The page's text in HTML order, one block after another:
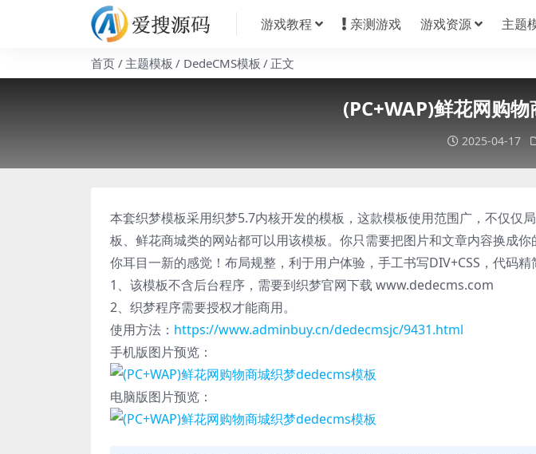
游戏教程 亲测游戏 游戏资源 主题
首页 主题模板 DedeCMS模板 正文
(PC+WAP)鲜花网购
2025-04-17
本套织梦模板采用织梦5.7内核开发的模板，这款模板使用范围广，不仅仅
板、鲜花商城类的网站都可以用该模板。你只需要把图片和文章内容换成
你耳目一新的感觉！布局规整，利于用户体验，手工书写DIV+CSS，代码精
1、该模板不含后台程序，需要到织梦官网下载 www.dedecms.com
2、织梦程序需要授权才能商用。
使用方法： https://www.adminbuy.cn/dedecmsjc/9431.html
手机版图片预览：
电脑版图片预览：